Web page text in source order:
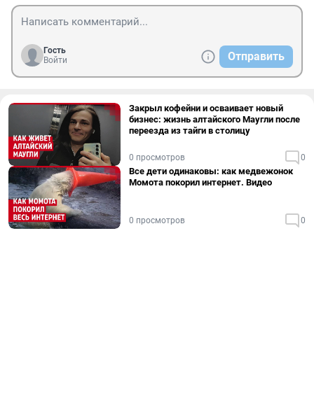
Гость
Войти
Отправить
Закрыл кофейни и осваивает новый
бизнес: жизнь алтайского Маугли после
переезда из тайги в столицу
0 просмотров 0
Все дети одинаковы: как медвежонок
Момота покорил интернет. Видео
0 просмотров 0